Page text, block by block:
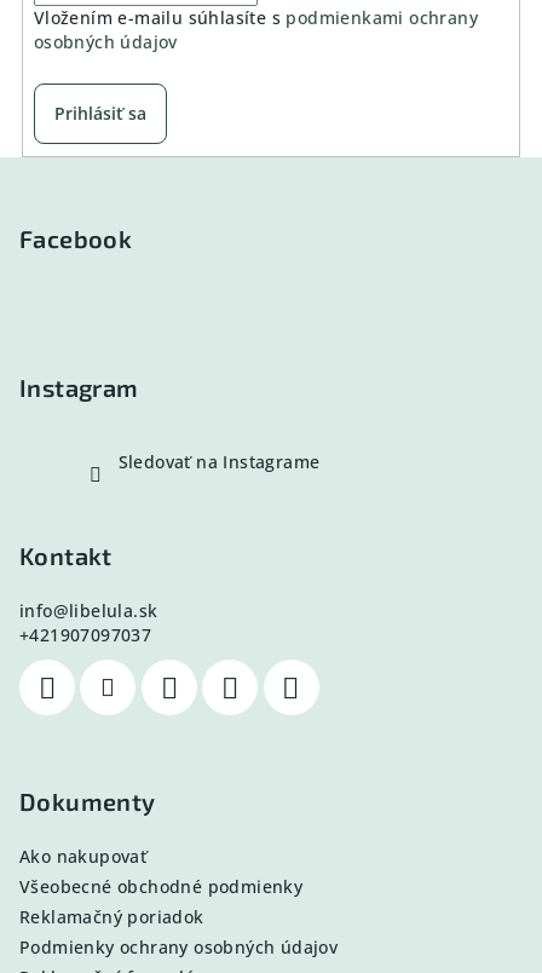
Vložením e-mailu súhlasíte s podmienkami ochrany
osobných údajov
Prihlásiť sa
Facebook
Instagram
Sledovať na Instagrame
Kontakt
info@libelula.sk
+421907097037
Dokumenty
Ako nakupovať
Všeobecné obchodné podmienky
Reklamačný poriadok
Podmienky ochrany osobných údajov